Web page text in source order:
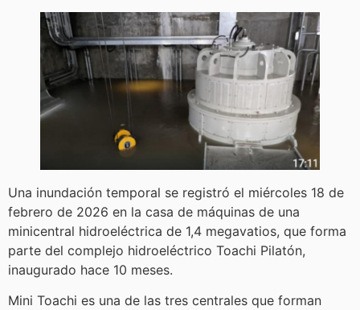
Una inundación temporal se registró el miércoles 18 de
febrero de 2026 en la casa de máquinas de una
minicentral hidroeléctrica de 1,4 megavatios, que forma
parte del complejo hidroeléctrico Toachi Pilatón,
inaugurado hace 10 meses.
Mini Toachi es una de las tres centrales que forman